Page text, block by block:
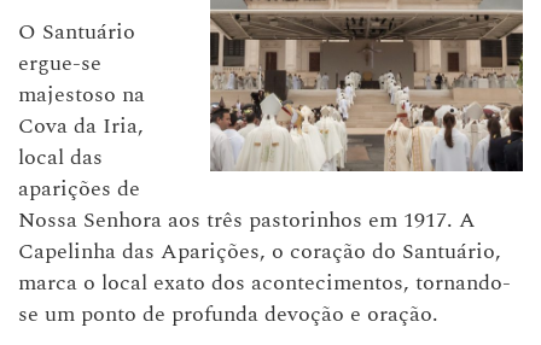
O Santuário
ergue-se
majestoso na
Cova da Iria,
local das
aparições de
Nossa Senhora aos três pastorinhos em 1917. A
Capelinha das Aparições, o coração do Santuário,
marca o local exato dos acontecimentos, tornando-
se um ponto de profunda devoção e oração.